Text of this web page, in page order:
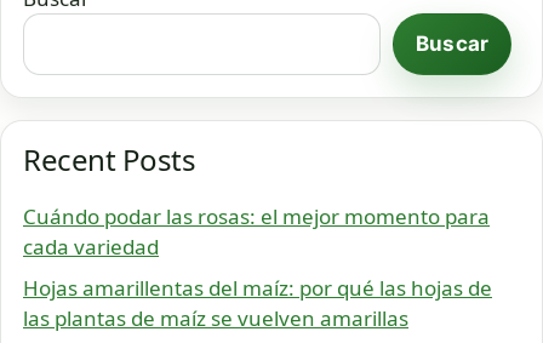
Buscar
Recent Posts
Cuándo podar las rosas: el mejor momento para
cada variedad
Hojas amarillentas del maíz: por qué las hojas de
las plantas de maíz se vuelven amarillas